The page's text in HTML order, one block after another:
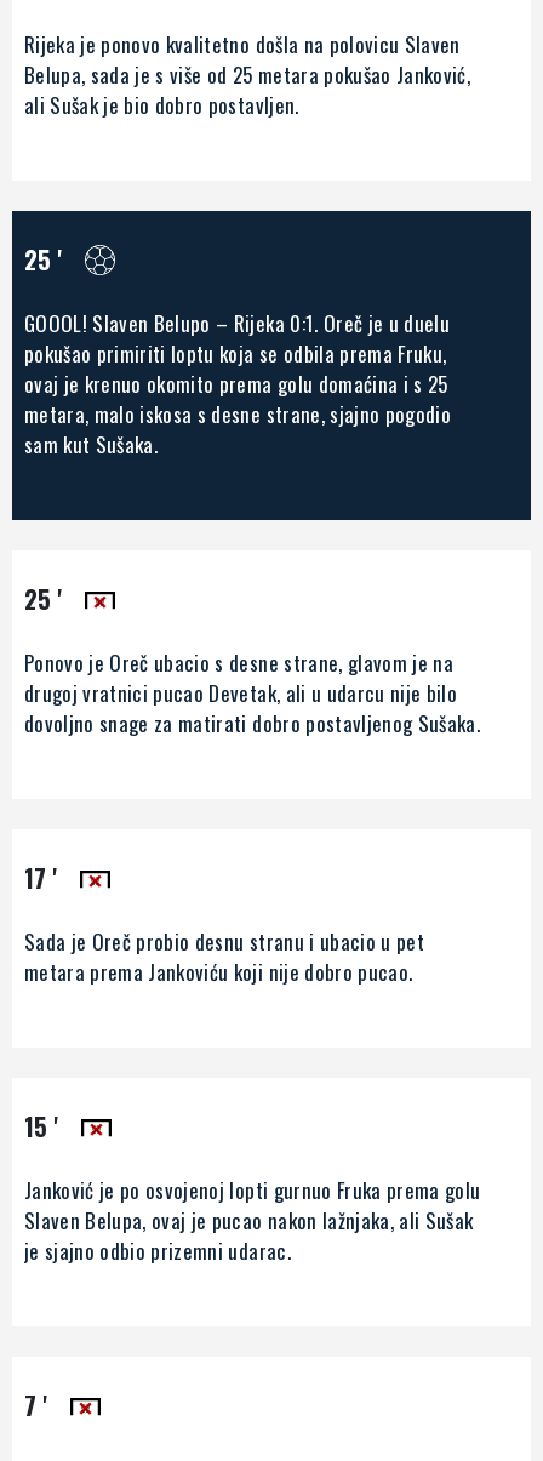
Rijeka je ponovo kvalitetno došla na polovicu Slaven
Belupa, sada je s više od 25 metara pokušao Janković,
ali Sušak je bio dobro postavljen.
25 '
GOOOL! Slaven Belupo – Rijeka 0:1. Oreč je u duelu
pokušao primiriti loptu koja se odbila prema Fruku,
ovaj je krenuo okomito prema golu domaćina i s 25
metara, malo iskosa s desne strane, sjajno pogodio
sam kut Sušaka.
25 '
Ponovo je Oreč ubacio s desne strane, glavom je na
drugoj vratnici pucao Devetak, ali u udarcu nije bilo
dovoljno snage za matirati dobro postavljenog Sušaka.
17 '
Sada je Oreč probio desnu stranu i ubacio u pet
metara prema Jankoviću koji nije dobro pucao.
15 '
Janković je po osvojenoj lopti gurnuo Fruka prema golu
Slaven Belupa, ovaj je pucao nakon lažnjaka, ali Sušak
je sjajno odbio prizemni udarac.
7 '